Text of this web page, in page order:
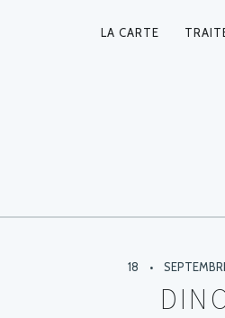
LA CARTE
18